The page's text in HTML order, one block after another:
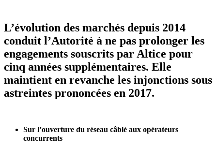
L’évolution des marchés depuis 2014
conduit l’Autorité à ne pas prolonger les
engagements souscrits par Altice pour
cinq années supplémentaires. Elle
maintient en revanche les injonctions sous
astreintes prononcées en 2017.
Sur l’ouverture du réseau câblé aux opérateurs
concurrents